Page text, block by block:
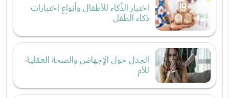
اختبار الذّكاء للأطفال وأنواع اختبارات
ذكاء الطفل
الجدل حول الإجهاض والصحة العقلية
للأم